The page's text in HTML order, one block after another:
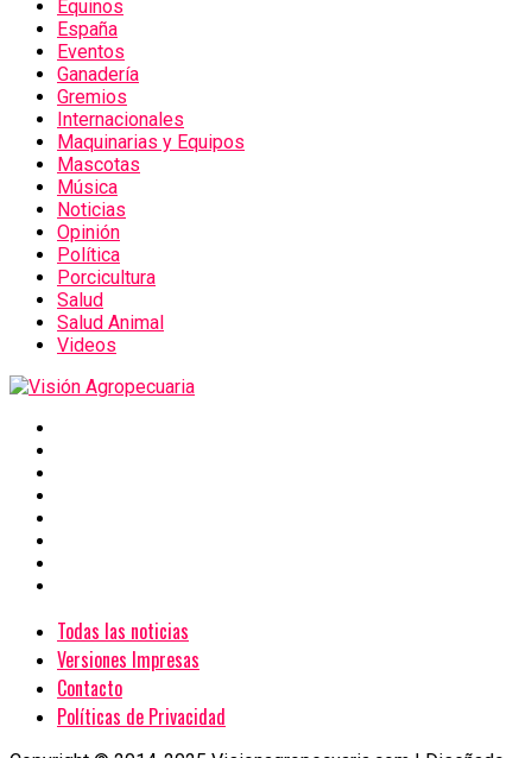
Equinos
España
Eventos
Ganadería
Gremios
Internacionales
Maquinarias y Equipos
Mascotas
Música
Noticias
Opinión
Política
Porcicultura
Salud
Salud Animal
Videos
Todas las noticias
Versiones Impresas
Contacto
Políticas de Privacidad